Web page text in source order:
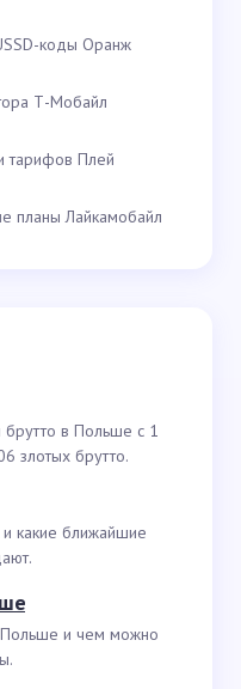
коды Оранж
Т-Мобайл
тарифов Плей
планы Лайкамобайл
брутто в Польше с 1
злотых брутто.
и какие ближайшие
Польше и чем можно